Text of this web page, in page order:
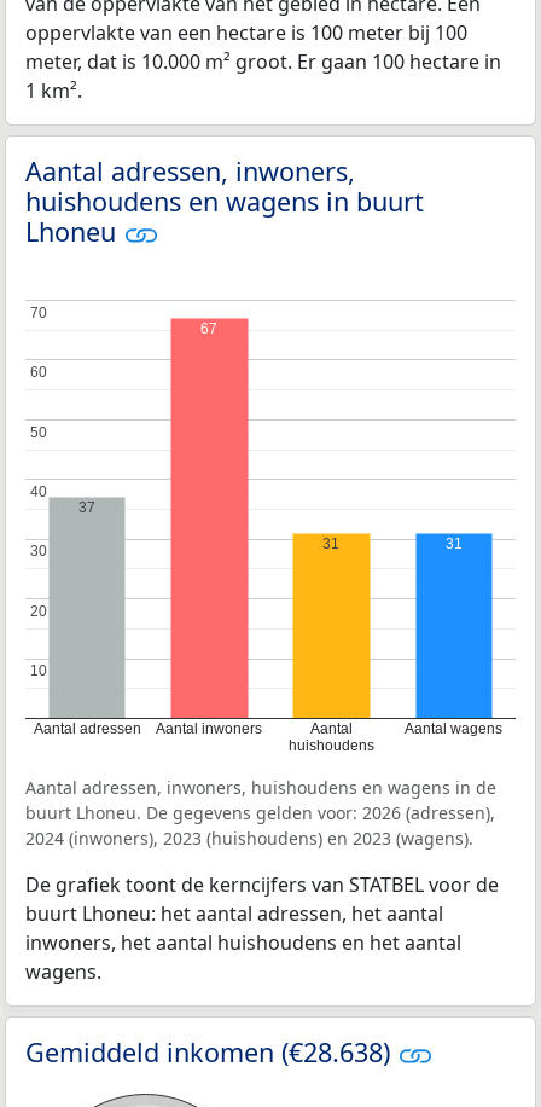
oppervlakte van een hectare is 100 meter bij 100
meter, dat is 10.000 m² groot. Er gaan 100 hectare in
1 km².
Aantal adressen, inwoners,
huishoudens en wagens in buurt
Lhoneu
Aantal adressen Aantal inwoners
Aantal
huishoudens
Aantal wagens
10
10
20
20
30
30
40
40
50
50
60
60
70
70
37
67
31 31
Aantal adressen, inwoners, huishoudens en wagens in de
buurt Lhoneu. De gegevens gelden voor: 2026 (adressen),
2024 (inwoners), 2023 (huishoudens) en 2023 (wagens).
De grafiek toont de kerncijfers van STATBEL voor de
buurt Lhoneu: het aantal adressen, het aantal
inwoners, het aantal huishoudens en het aantal
wagens.
Gemiddeld inkomen (€28.638)